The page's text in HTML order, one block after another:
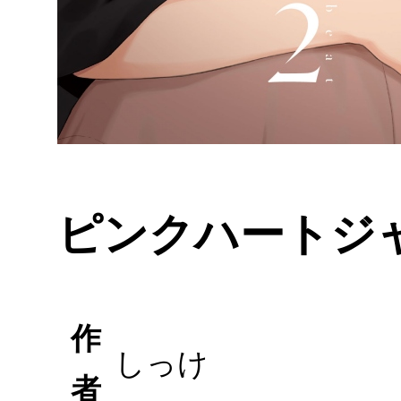
ピンクハートジ
作
者
しっけ